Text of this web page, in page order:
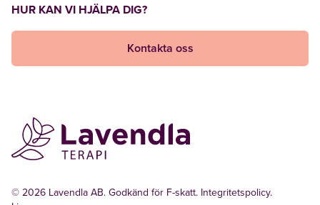
HUR KAN VI HJÄLPA DIG?
Kontakta oss
© 2026 Lavendla AB. Godkänd för F-skatt. Integritetspolicy.